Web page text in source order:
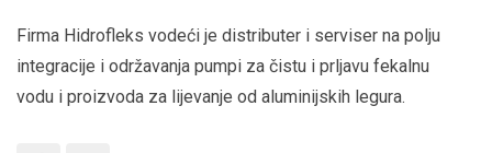
Firma Hidrofleks vodeći je distributer i serviser na polju
integracije i održavanja pumpi za čistu i prljavu fekalnu
vodu i proizvoda za lijevanje od aluminijskih legura.